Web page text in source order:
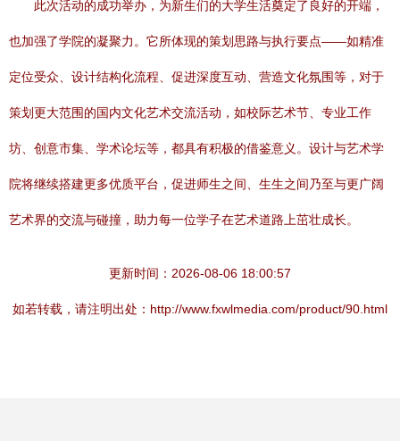
此次活动的成功举办，为新生们的大学生活奠定了良好的开端，
也加强了学院的凝聚力。它所体现的策划思路与执行要点——如精准
定位受众、设计结构化流程、促进深度互动、营造文化氛围等，对于
策划更大范围的国内文化艺术交流活动，如校际艺术节、专业工作
坊、创意市集、学术论坛等，都具有积极的借鉴意义。设计与艺术学
院将继续搭建更多优质平台，促进师生之间、生生之间乃至与更广阔
艺术界的交流与碰撞，助力每一位学子在艺术道路上茁壮成长。
更新时间：2026-08-06 18:00:57
如若转载，请注明出处：http://www.fxwlmedia.com/product/90.html